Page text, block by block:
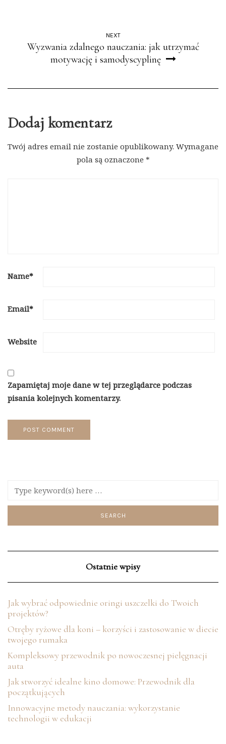
NEXT
Wyzwania zdalnego nauczania: jak utrzymać
motywację i samodyscyplinę
Dodaj komentarz
Twój adres email nie zostanie opublikowany. Wymagane
pola są oznaczone *
Name*
Email*
Website
Zapamiętaj moje dane w tej przeglądarce podczas
pisania kolejnych komentarzy.
Ostatnie wpisy
Jak wybrać odpowiednie oringi uszczelki do Twoich
projektów?
Otręby ryżowe dla koni – korzyści i zastosowanie w diecie
twojego rumaka
Kompleksowy przewodnik po nowoczesnej pielęgnacji
auta
Jak stworzyć idealne kino domowe: Przewodnik dla
początkujących
Innowacyjne metody nauczania: wykorzystanie
technologii w edukacji